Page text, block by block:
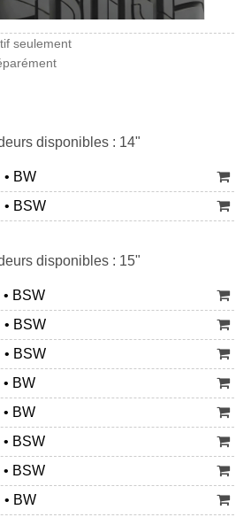
seulement
disponibles : 14"
BW
BSW
disponibles : 15"
BSW
BSW
BSW
BW
BW
BSW
BSW
BW